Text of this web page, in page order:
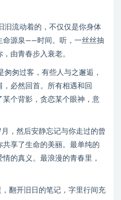
汩流动着的，不仅仅是你身体
命源泉——时间。听，一丝丝抽
由青春步入衰老。
匆过客，有些人与之邂逅，
必然回首。所有相遇和回
某个背影，贪恋某个眼神，意
，然后安静忘记与你走过的曾
享了生命的美丽。最单纯的
的真义。最浪漫的青春里，
翻开旧日的笔记，字里行间充